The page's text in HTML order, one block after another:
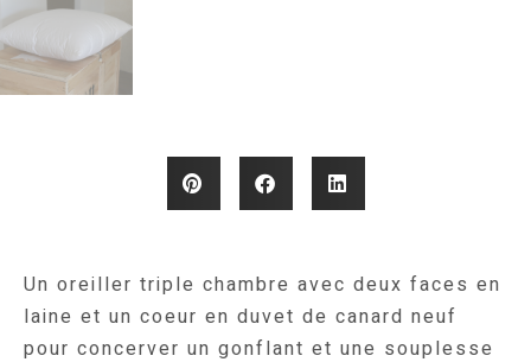
Un oreiller triple chambre avec deux faces en
laine et un coeur en duvet de canard neuf
pour concerver un gonflant et une souplesse